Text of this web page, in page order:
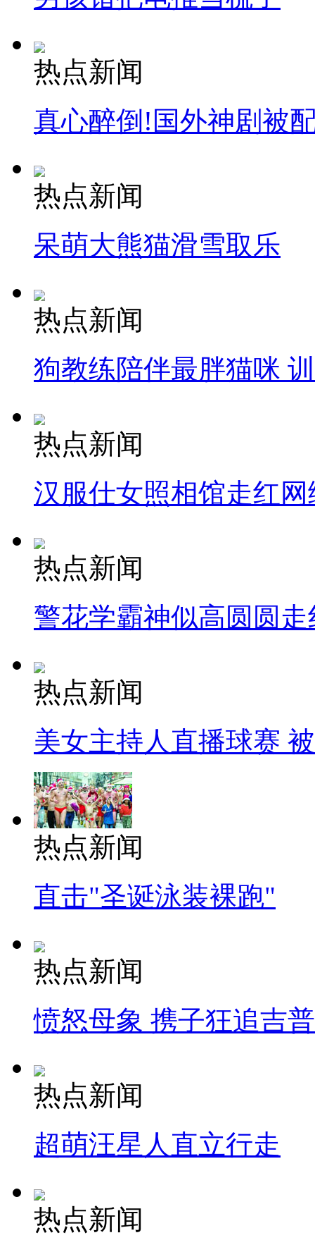
热点新闻
真心醉倒!国外神剧被
热点新闻
呆萌大熊猫滑雪取乐
热点新闻
狗教练陪伴最胖猫咪
热点新闻
汉服仕女照相馆走红网
热点新闻
警花学霸神似高圆圆走
热点新闻
美女主持人直播球赛
热点新闻
直击"圣诞泳装裸跑"
热点新闻
愤怒母象 携子狂追吉
热点新闻
超萌汪星人直立行走
热点新闻